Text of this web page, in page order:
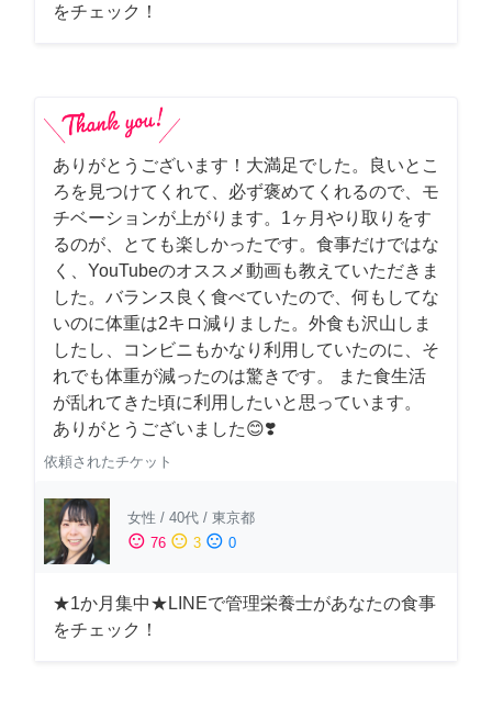
をチェック！
ありがとうございます！大満足でした。良いとこ
ろを見つけてくれて、必ず褒めてくれるので、モ
チベーションが上がります。1ヶ月やり取りをす
るのが、とても楽しかったです。食事だけではな
く、YouTubeのオススメ動画も教えていただきま
した。バランス良く食べていたので、何もしてな
いのに体重は2キロ減りました。外食も沢山しま
したし、コンビニもかなり利用していたのに、そ
れでも体重が減ったのは驚きです。 また食生活
が乱れてきた頃に利用したいと思っています。
ありがとうございました😊❣️
依頼されたチケット
女性 / 40代 / 東京都
sentiment_satisfied 76 sentiment_neutral 3 sentiment_dissatisfied 0
★1か月集中★LINEで管理栄養士があなたの食事
をチェック！